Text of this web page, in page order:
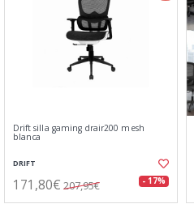
Drift silla gaming drair200 mesh
blanca
DRIFT
171,80€ 207,95€ - 17%